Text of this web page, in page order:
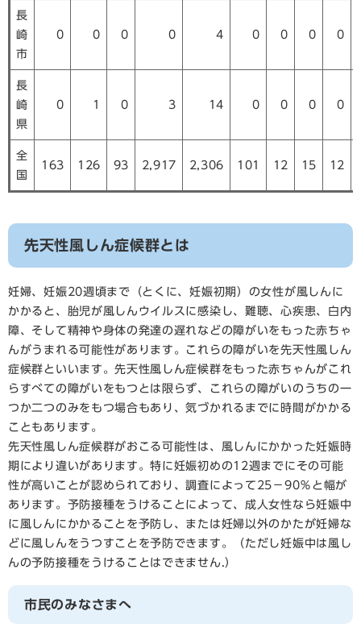
長
崎
市
0 0 0 0 4 0 0 0 0
長
崎
県
0 1 0 3 14 0 0 0 0
全
国
163 126 93 2,917 2,306 101 12 15 12
先天性風しん症候群とは
妊婦、妊娠20週頃まで（とくに、妊娠初期）の女性が風しんに
かかると、胎児が風しんウイルスに感染し、難聴、心疾患、白内
障、そして精神や身体の発達の遅れなどの障がいをもった赤ちゃ
んがうまれる可能性があります。これらの障がいを先天性風しん
症候群といいます。先天性風しん症候群をもった赤ちゃんがこれ
らすべての障がいをもつとは限らず、これらの障がいのうちの一
つか二つのみをもつ場合もあり、気づかれるまでに時間がかかる
こともあります。
先天性風しん症候群がおこる可能性は、風しんにかかった妊娠時
期により違いがあります。特に妊娠初めの12週までにその可能
性が高いことが認められており、調査によって25－90％と幅が
あります。予防接種をうけることによって、成人女性なら妊娠中
に風しんにかかることを予防し、または妊婦以外のかたが妊婦な
どに風しんをうつすことを予防できます。（ただし妊娠中は風し
んの予防接種をうけることはできません.）
市民のみなさまへ